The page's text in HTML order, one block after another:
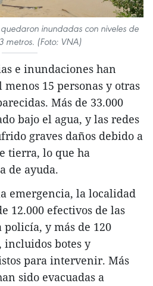
inundadas con niveles de
metros. (Foto: VNA)
e inundaciones han
15 personas y otras
Más de 33.000
bajo el agua, y las redes
graves daños debido a
tierra, lo que ha
de ayuda.
emergencia, la localidad
12.000 efectivos de las
y más de 120
incluidos botes y
para intervenir. Más
sido evacuadas a